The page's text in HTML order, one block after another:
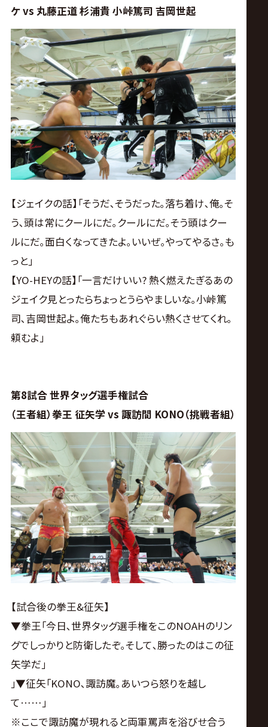
ケ vs 丸藤正道 杉浦貴 小峠篤司 吉岡世起
【ジェイクの話】｢そうだ､そうだった｡落ち着け､俺｡そ
う､頭は常にクールにだ｡クールにだ｡そう頭はクー
ルにだ｡面白くなってきたよ｡いいぜ｡やってやるさ｡も
っと｣
【YO-HEYの話】｢一言だけいい? 熱く燃えたぎるあの
ジェイク見とったらちょっとうらやましいな｡小峠篤
司､吉岡世起よ｡俺たちもあれぐらい熱くさせてくれ｡
頼むよ｣
第8試合 世界タッグ選手権試合
（王者組）拳王 征矢学 vs 諏訪間 KONO（挑戦者組）
【試合後の拳王&征矢】
▼拳王｢今日､世界タッグ選手権をこのNOAHのリン
グでしっかりと防衛したぞ｡そして､勝ったのはこの征
矢学だ｣
｣▼征矢｢KONO､諏訪魔｡あいつら怒りを越し
て……｣
※ここで諏訪魔が現れると両軍罵声を浴びせ合う